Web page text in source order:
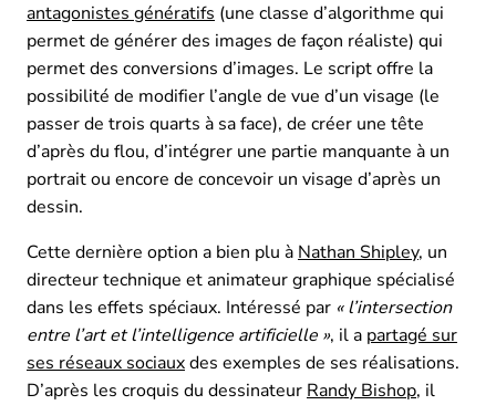
antagonistes génératifs (une classe d’algorithme qui
permet de générer des images de façon réaliste) qui
permet des conversions d’images. Le script offre la
possibilité de modifier l’angle de vue d’un visage (le
passer de trois quarts à sa face), de créer une tête
d’après du flou, d’intégrer une partie manquante à un
portrait ou encore de concevoir un visage d’après un
dessin.
Cette dernière option a bien plu à Nathan Shipley, un
directeur technique et animateur graphique spécialisé
dans les effets spéciaux. Intéressé par « l’intersection
entre l’art et l’intelligence artificielle », il a partagé sur
ses réseaux sociauxdes exemples de ses réalisations.
D’après les croquis du dessinateur Randy Bishop, il